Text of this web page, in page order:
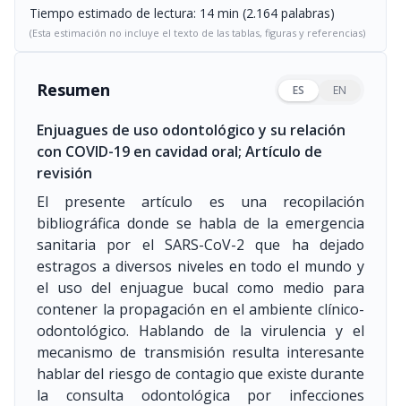
Tiempo estimado de lectura: 14 min (2.164 palabras)
(Esta estimación no incluye el texto de las tablas, figuras y referencias)
Resumen ES EN
Enjuagues de uso odontológico y su relación
con COVID-19 en cavidad oral; Artículo de
revisión
El presente artículo es una recopilación
bibliográfica donde se habla de la emergencia
sanitaria por el SARS-CoV-2 que ha dejado
estragos a diversos niveles en todo el mundo y
el uso del enjuague bucal como medio para
contener la propagación en el ambiente clínico-
odontológico. Hablando de la virulencia y el
mecanismo de transmisión resulta interesante
hablar del riesgo de contagio que existe durante
la consulta odontológica por infecciones